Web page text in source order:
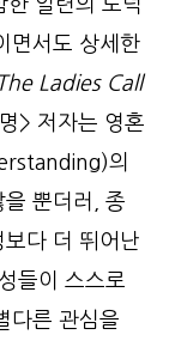
한 일련의 도덕
면서도 상세한
The Ladies Call
> 저자는 영혼
의
뿐더러, 종
다 더 뛰어난
들이 스스로
다른 관심을